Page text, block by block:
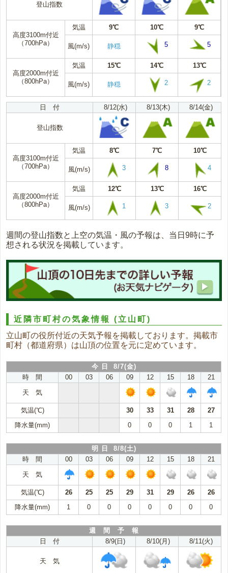
登山指数
高度3100m付近
（700hPa）
気温 9℃ 10℃ 9℃
風(m/s) 静穏 5 5
高度2000m付近
（800hPa）
気温 15℃ 14℃ 13℃
風(m/s) 静穏 2 2
日 付 8/12(水) 8/13(木) 8/14(金)
登山指数
高度3100m付近
（700hPa）
気温 8℃ 7℃ 10℃
風(m/s) 3 8 4
高度2000m付近
（800hPa）
気温 12℃ 13℃ 16℃
風(m/s) 1 3 2
週間の登山指数と上空の気温・風の予報は、当日9時に予
想される状況を掲載しています。
近隣市町村の気象情報(立山町)
立山町の役所付近の天気予報を掲載しております。掲載市
町村（都道府県）は山頂の位置を元に定めています。
今 日 8/7(金)
時 間
00 03 06 09 12 15 18
21
天 気
気温(℃) 30 33 31 28
27
降水量(mm)
0 0 0 1 1
明 日 8/8(土)
時 間
00 03 06 09 12 15 18
21
天 気
気温(℃) 26 25 25 29 31 29 26
26
降水量(mm)
1 0 0 0 0 0 0 0
週 間 予 報
日 付
8/9(日) 8/10(月) 8/11(火)
天 気